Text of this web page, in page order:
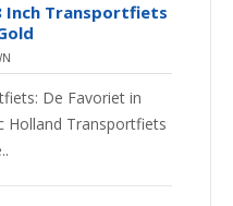
Inch Transportfiets
De Favoriet in
Holland Transportfiets